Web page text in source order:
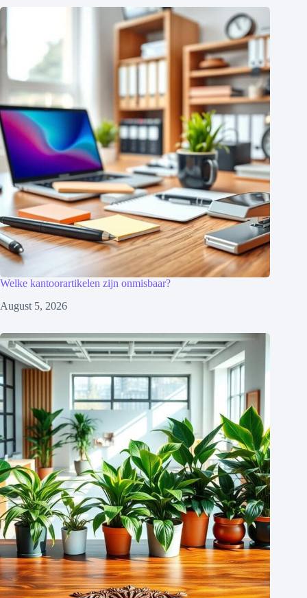
Welke kantoorartikelen zijn onmisbaar?
August 5, 2026